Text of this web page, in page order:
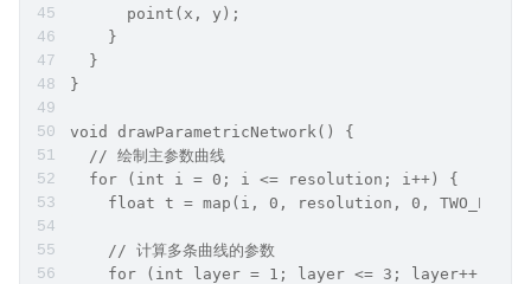
      point(x, y);
    }
  }
}
void drawParametricNetwork() {
  // 绘制主参数曲线
  for (int i = 0; i <= resolution; i++) {
    float t = map(i, 0, resolution, 0, TWO_PI);
    // 计算多条曲线的参数
    for (int layer = 1; layer <= 3; layer++) {